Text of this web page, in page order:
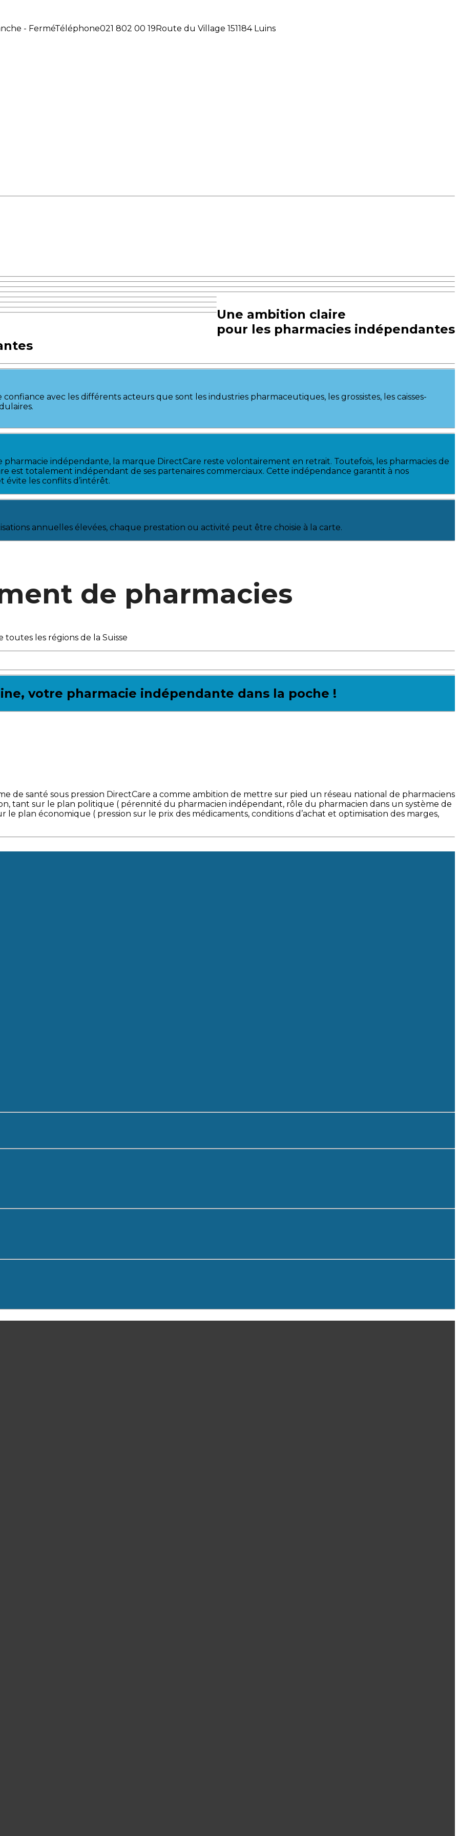
- FerméTéléphone021 802 00 19Route du Village 151184 Luins
Une ambition claire
pour les pharmacies indépendantes
avec les différents acteurs que sont les industries pharmaceutiques, les grossistes, les caisses-
pharmacie indépendante, la marque DirectCare reste volontairement en retrait. Toutefois, les pharmacies de
est totalement indépendant de ses partenaires commerciaux. Cette indépendance garantit à nos
les conflits d’intérêt.
annuelles élevées, chaque prestation ou activité peut être choisie à la carte.
de pharmacies
les régions de la Suisse
votre pharmacie indépendante dans la poche !
de santé sous pression DirectCare a comme ambition de mettre sur pied un réseau national de pharmaciens
tant sur le plan politique ( pérennité du pharmacien indépendant, rôle du pharmacien dans un système de
le plan économique ( pression sur le prix des médicaments, conditions d’achat et optimisation des marges,